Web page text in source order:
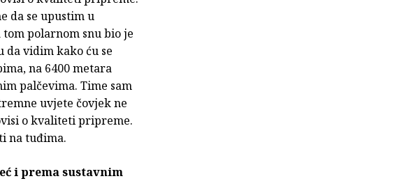
da se upustim u
polarnom snu bio je
da vidim kako ću se
na 6400 metara
palčevima. Time sam
uvjete čovjek ne
o kvaliteti pripreme.
na tuđima.
i prema sustavnim